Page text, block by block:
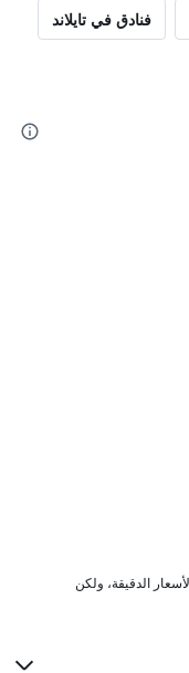
فنادق في تايلاند